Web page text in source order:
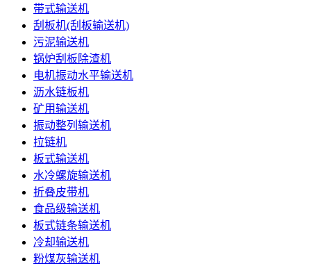
带式输送机
刮板机(刮板输送机)
污泥输送机
锅炉刮板除渣机
电机振动水平输送机
沥水链板机
矿用输送机
振动整列输送机
拉链机
板式输送机
水冷螺旋输送机
折叠皮带机
食品级输送机
板式链条输送机
冷却输送机
粉煤灰输送机